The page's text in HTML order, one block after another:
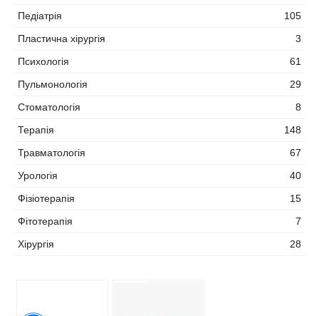
Педіатрія
105
Пластична хірургія
3
Психологія
61
Пульмонологія
29
Стоматологія
8
Терапія
148
Травматологія
67
Урологія
40
Фізіотерапія
15
Фітотерапія
7
Хірургія
28